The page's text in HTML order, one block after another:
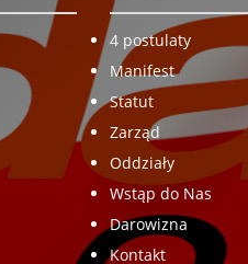
4 postulaty
Manifest
Statut
Zarząd
Oddziały
Wstąp do Nas
Darowizna
Kontakt